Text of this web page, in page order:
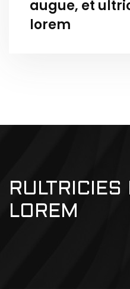
augue, et
lorem
RULTRICIES
LOREM